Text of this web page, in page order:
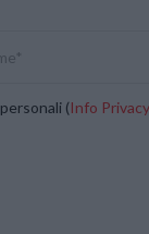
(Info Privacy